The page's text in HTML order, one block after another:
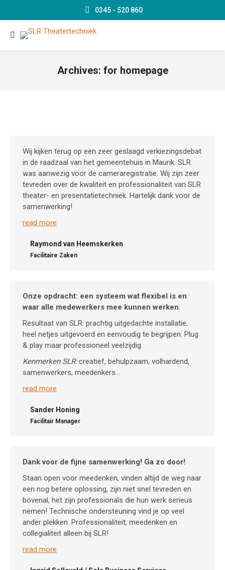
0345 - 520 860
Search:
Archives: for homepage
Wij kijken terug op een zeer geslaagd verkiezingsdebat
in de raadzaal van het gemeentehuis in Maurik. SLR
was aanwezig voor de cameraregistratie. Wij zijn zeer
tevreden over de kwaliteit en professionaliteit van SLR
theater- en presentatietechniek. Hartelijk dank voor de
samenwerking!
read more
Raymond van Heemskerken
Facilitaire Zaken
Onze opdracht: een systeem wat flexibel is en
waar alle medewerkers mee kunnen werken.
Resultaat van SLR: prachtig uitgedachte installatie,
heel netjes uitgevoerd en eenvoudig te begrijpen. Plug
& play maar professioneel veelzijdig.
Kenmerken SLR: creatief, behulpzaam, volhardend,
samenwerkers, meedenkers…
read more
Sander Honing
Facilitair Manager
Dank voor de fijne samenwerking! Ga zo door!
Staan open voor meedenken, vinden altijd de weg naar
een nog betere oplossing, zijn niet snel tevreden en
bovenal, het zijn professionals die hun werk serieus
nemen! Technische ondersteuning vind je op veel
ander plekken. Professionaliteit, meedenken en
collegialiteit alleen bij SLR!
read more